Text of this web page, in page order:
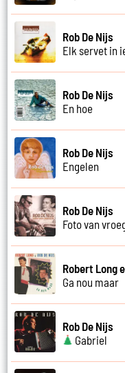
Rob De Nijs
Elk servet in
Rob De Nijs
En hoe
Rob De Nijs
Engelen
Rob De Nijs
Foto van
Robert Long
Ga nou maar
Rob De Nijs
Gabriel